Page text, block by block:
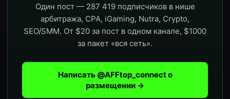
Один пост — 287 419 подписчиков в нише
арбитража, CPA, iGaming, Nutra, Crypto,
SEO/SMM. От $20 за пост в одном канале, $1000
за пакет «вся сеть».
Написать @AFFtop_connect о
размещении →